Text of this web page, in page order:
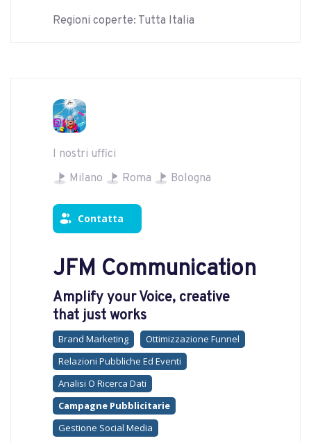
Regioni coperte: Tutta Italia
I nostri uffici
Milano
Roma Bologna
Contatta
JFM Communication
Amplify your Voice, creative
that just works
Brand Marketing
Ottimizzazione Funnel
Relazioni Pubbliche Ed Eventi
Analisi O Ricerca Dati
Campagne Pubblicitarie
Gestione Social Media